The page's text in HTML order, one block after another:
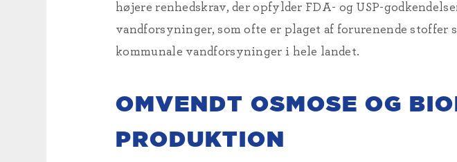
højere renhedskrav, der opfylder FDA- og USP-
vandforsyninger, som ofte er plaget af forurenende stoffer
kommunale vandforsyninger i hele landet.
OMVENDT OSMOSE OG
PRODUKTION